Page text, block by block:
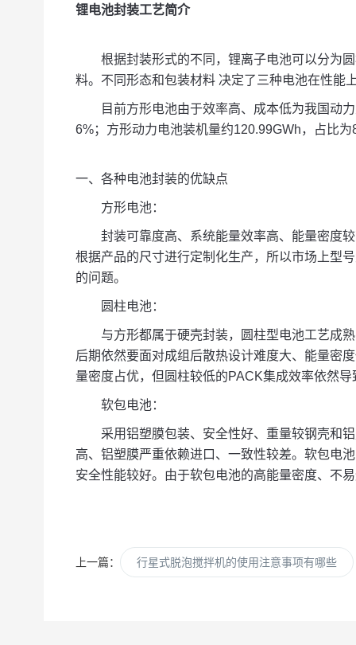
锂电池封装工艺简介
根据封装形式的不同，锂离子电池可以分为
料。不同形态和包装材料 决定了三种电池在性能
目前方形电池由于效率高、成本低为我国动
6%；方形动力电池装机量约120.99GWh，占比
一、各种电池封装的优缺点
方形电池：
封装可靠度高、系统能量效率高、能量密度
根据产品的尺寸进行定制化生产，所以市场上型
的问题。
圆柱电池：
与方形都属于硬壳封装，圆柱型电池工艺成
后期依然要面对成组后散热设计难度大、能量密
量密度占优，但圆柱较低的PACK集成效率依然
软包电池：
采用铝塑膜包装、安全性好、重量较钢壳和
高、铝塑膜严重依赖进口、一致性较差。软包电
安全性能较好。由于软包电池的高能量密度、不
上一篇： 行星式脱泡搅拌机的使用注意事项有哪些